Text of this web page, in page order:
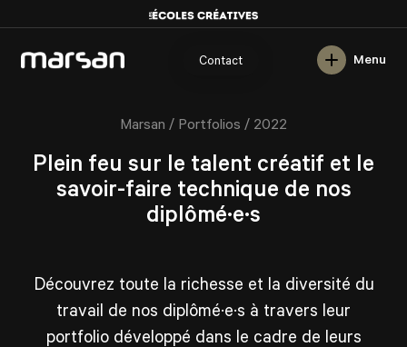
Contact Menu
English
Marsan / Portfolios / 2022
Plein feu sur le talent créatif et le
savoir-faire technique de nos
diplômé·e·s
Découvrez toute la richesse et la diversité du
travail de nos diplômé·e·s à travers leur
portfolio développé dans le cadre de leurs